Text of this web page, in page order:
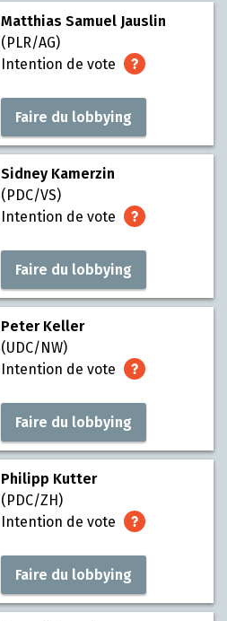
Matthias Samuel Jauslin
(PLR/AG)
Intention de vote
Faire du lobbying
Sidney Kamerzin
(PDC/VS)
Intention de vote
Faire du lobbying
Peter Keller
(UDC/NW)
Intention de vote
Faire du lobbying
Philipp Kutter
(PDC/ZH)
Intention de vote
Faire du lobbying